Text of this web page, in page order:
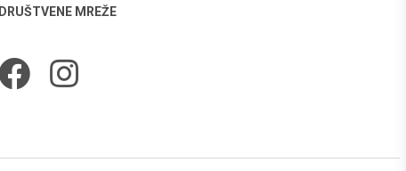
DRUŠTVENE MREŽE